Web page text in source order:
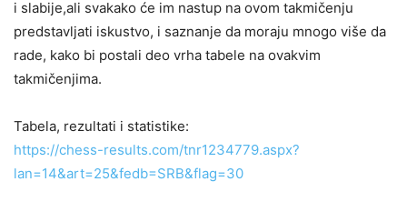
i slabije,ali svakako će im nastup na ovom takmičenju
predstavljati iskustvo, i saznanje da moraju mnogo više da
rade, kako bi postali deo vrha tabele na ovakvim
takmičenjima.
Tabela, rezultati i statistike:
https://chess-results.com/tnr1234779.aspx?
lan=14&art=25&fedb=SRB&flag=30